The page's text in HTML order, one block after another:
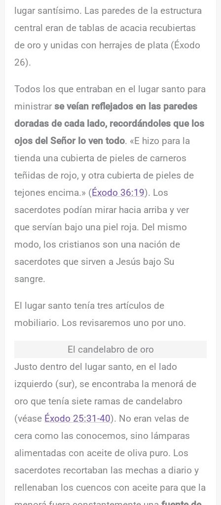
lugar santísimo. Las paredes de la estructura
central eran de tablas de acacia recubiertas
de oro y unidas con herrajes de plata (Éxodo
26).
Todos los que entraban en el lugar santo para
ministrarse veían reflejados en las paredes
doradas de cada lado, recordándoles que los
ojos del Señor lo ven todo. «E hizo para la
tienda una cubierta de pieles de carneros
teñidas de rojo, y otra cubierta de pieles de
tejones encima.» (Éxodo 36:19). Los
sacerdotes podían mirar hacia arriba y ver
que servían bajo una piel roja. Del mismo
modo, los cristianos son una nación de
sacerdotes que sirven a Jesús bajo Su
sangre.
El lugar santo tenía tres artículos de
mobiliario. Los revisaremos uno por uno.
El candelabro de oro
Justo dentro del lugar santo, en el lado
izquierdo (sur), se encontraba la menorá de
oro que tenía siete ramas de candelabro
(véase Éxodo 25:31-40). No eran velas de
cera como las conocemos, sino lámparas
alimentadas con aceite de oliva puro. Los
sacerdotes recortaban las mechas a diario y
rellenaban los cuencos con aceite para que la